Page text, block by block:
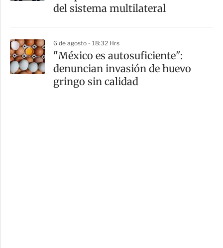
del sistema multilateral
6 de agosto - 18:32 Hrs
"México es autosuficiente":
denuncian invasión de huevo
gringo sin calidad